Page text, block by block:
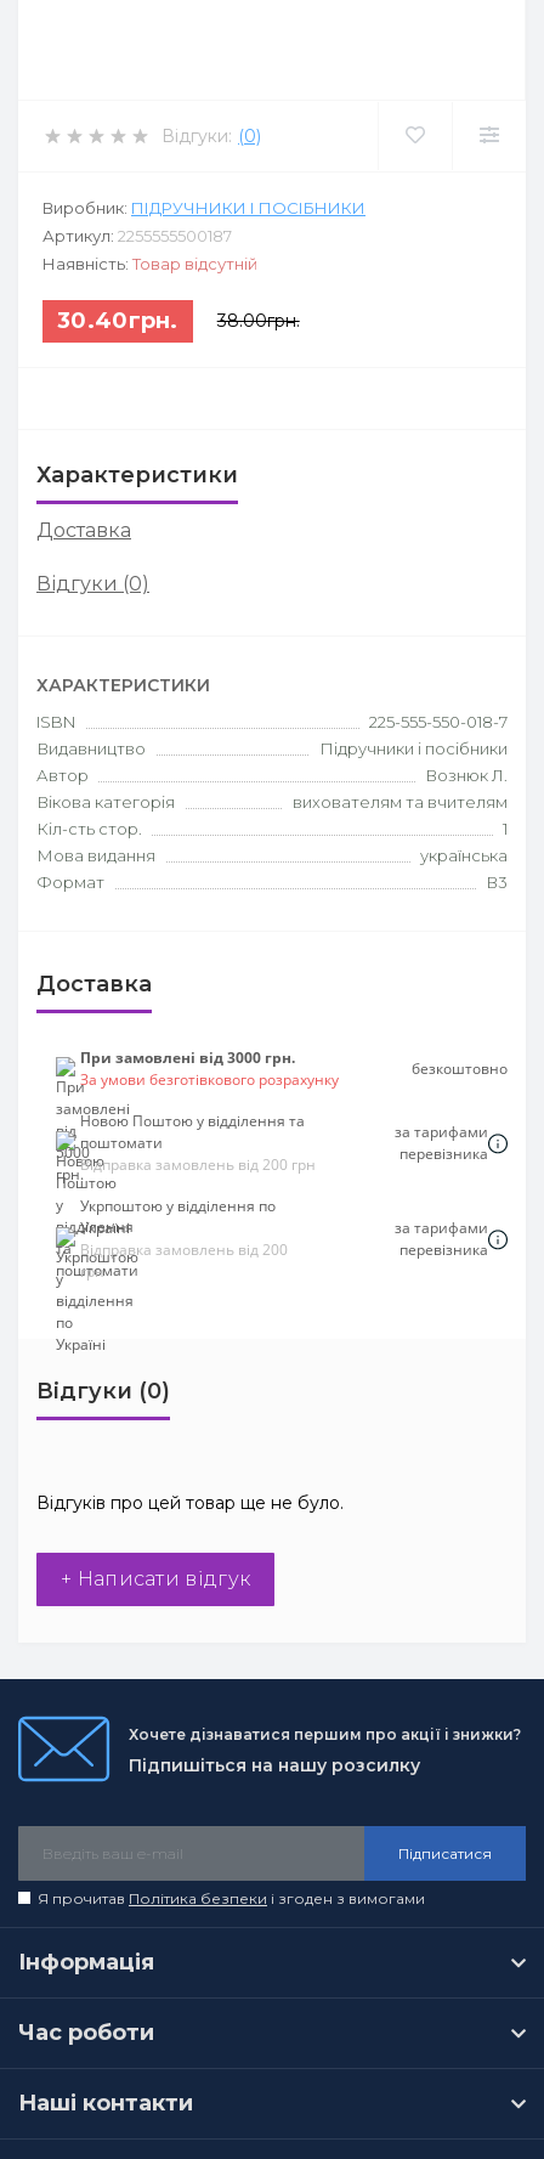
Відгуки: (0)
Виробник: ПІДРУЧНИКИ І ПОСІБНИКИ
Артикул: 2255555500187
Наявність: Товар відсутній
30.40грн. 38.00грн.
Характеристики
Доставка
Відгуки (0)
ХАРАКТЕРИСТИКИ
ISBN
225-555-550-018-7
Видавництво
Підручники і посібники
Автор
Вознюк Л.
Вікова категорія
вихователям та вчителям
Кіл-сть стор.
1
Мова видання
українська
Формат
В3
Доставка
При замовлені від 3000 грн.
За умови безготівкового розрахунку
безкоштовно
Новою Поштою у відділення та
поштомати
Відправка замовлень від 200 грн
за тарифами
перевізника
Укрпоштою у відділення по
Україні
Відправка замовлень від 200
грн
за тарифами
перевізника
Відгуки (0)
Відгуків про цей товар ще не було.
+ Написати відгук
Хочете дізнаватися першим про акції і знижки?
Підпишіться на нашу розсилку
Підписатися
Я прочитав Політика безпеки і згоден з вимогами
Інформація
Час роботи
Наші контакти